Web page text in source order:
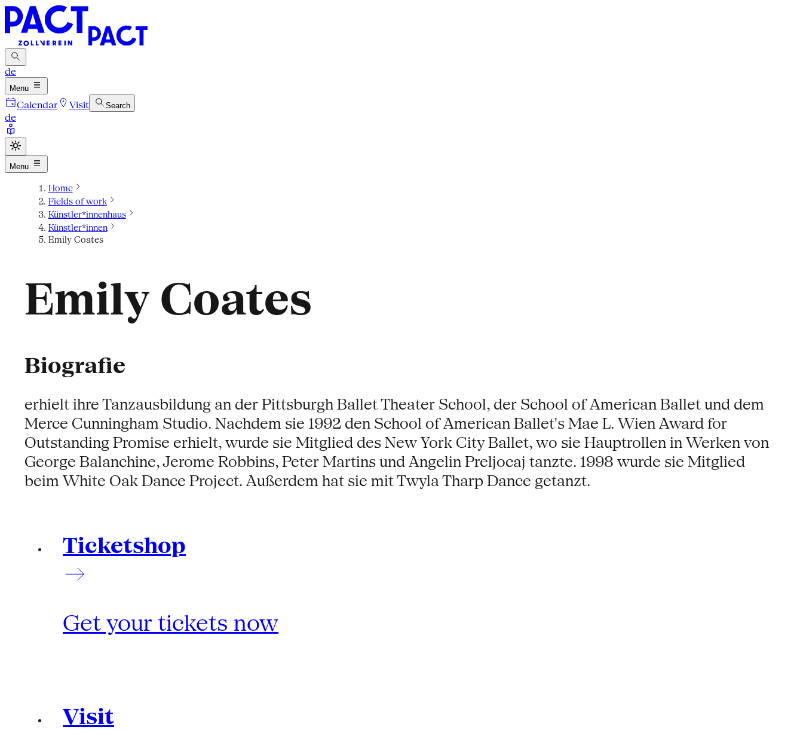
de
Menu
Calendar Visit Search
de
Menu
Home
Fields of work
Künstler*innenhaus
Künstler*innen
Emily Coates
Emily Coates
Biografie
erhielt ihre Tanzausbildung an der Pittsburgh Ballet Theater School, der School of American Ballet und dem
Merce Cunningham Studio. Nachdem sie 1992 den School of American Ballet's Mae L. Wien Award for
Outstanding Promise erhielt, wurde sie Mitglied des New York City Ballet, wo sie Hauptrollen in Werken von
George Balanchine, Jerome Robbins, Peter Martins und Angelin Preljocaj tanzte. 1998 wurde sie Mitglied
beim White Oak Dance Project. Außerdem hat sie mit Twyla Tharp Dance getanzt.
Ticketshop
Get your tickets now
Visit